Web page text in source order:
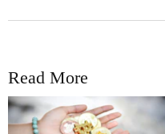
Read More